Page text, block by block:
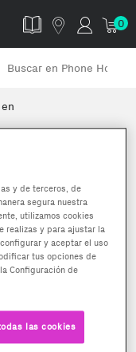
0
y de terceros, de
segura nuestra
utilizamos cookies
realizas y para ajustar la
y aceptar el uso
tus opciones de
Configuración de
las cookies